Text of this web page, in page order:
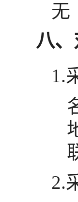
无
八
1.
2.